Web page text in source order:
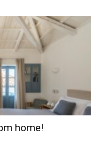
home!